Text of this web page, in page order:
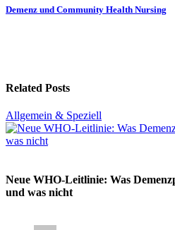
Demenz und Community Health Nursing
Related Posts
Allgemein & Speziell
Neue WHO-Leitlinie: Was
und was nicht